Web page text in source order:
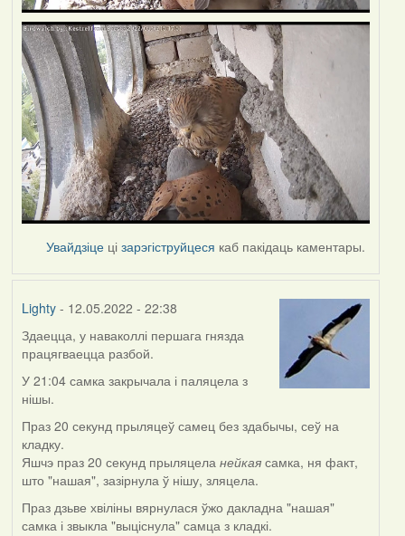
Увайдзіце цізарэгіструйцеся каб пакідаць каментары.
Lighty- 12.05.2022 - 22:38
Здаецца, у наваколлі першага гнязда
працягваецца разбой.
У 21:04 самка закрычала і паляцела з
нішы.
Праз 20 секунд прыляцеў самец без здабычы, сеў на
кладку.
Яшчэ праз 20 секунд прыляцела нейкаясамка, ня факт,
што "нашая", зазірнула ў нішу, зляцела.
Праз дзьве хвіліны вярнулася ўжо дакладна "нашая"
самка і звыкла "выціснула" самца з кладкі.